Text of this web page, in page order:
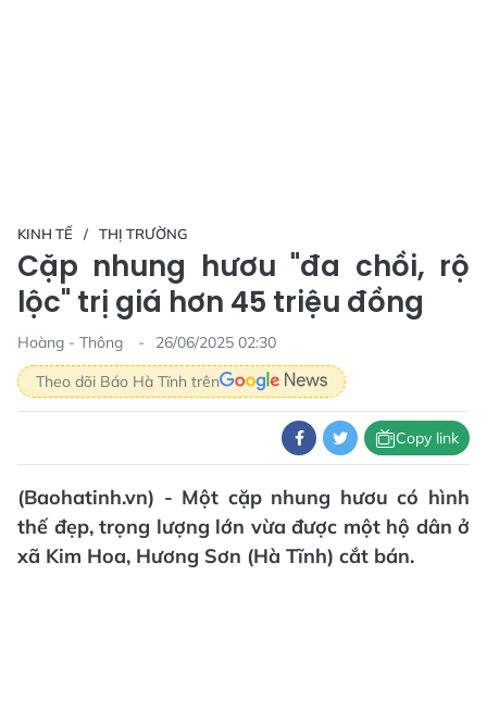
KINH TẾ THỊ TRƯỜNG
Cặp nhung hươu "đa chồi, rộ
lộc" trị giá hơn 45 triệu đồng
Hoàng - Thông
26/06/2025 02:30
Theo dõi Báo Hà Tĩnh trên
Copy link
(Baohatinh.vn) - Một cặp nhung hươu có hình
thế đẹp, trọng lượng lớn vừa được một hộ dân ở
xã Kim Hoa, Hương Sơn (Hà Tĩnh) cắt bán.